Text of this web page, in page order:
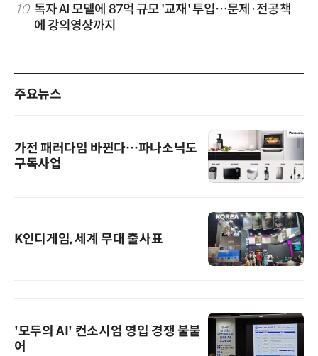
10 독자 AI 모델에 87억 규모 '교재' 투입…문제·전공책
에 강의영상까지
주요뉴스
가전 패러다임 바뀐다…파나소닉도
구독사업
K인디게임, 세계 무대 출사표
'모두의 AI' 컨소시엄 영입 경쟁 불붙
어